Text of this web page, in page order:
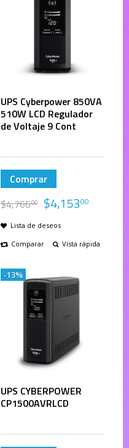
UPS Cyberpower 850VA
510W LCD Regulador
de Voltaje 9 Cont
Comprar
$4,76600 $4,15300
Lista de deseos
Comparar
Vista rápida
UPS CYBERPOWER
CP1500AVRLCD
-13%